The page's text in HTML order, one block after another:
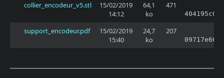
collier_encodeur_v5.stl
15/02/2019
14:12
64,1
ko
471
support_encodeur.pdf
15/02/2019
15:40
24,7
ko
207